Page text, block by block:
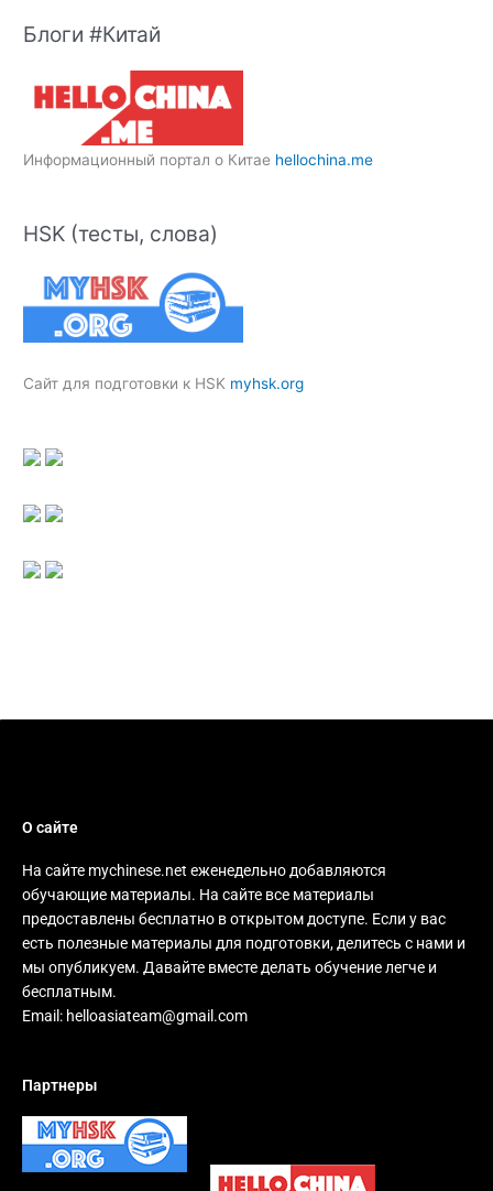
Блоги #Китай
Информационный портал о Китае hellochina.me
HSK (тесты, слова)
Сайт для подготовки к HSK myhsk.org
О сайте
На сайте mychinese.net еженедельно добавляются
обучающие материалы. На сайте все материалы
предоставлены бесплатно в открытом доступе. Если у вас
есть полезные материалы для подготовки, делитесь с нами и
мы опубликуем. Давайте вместе делать обучение легче и
бесплатным.
Email: helloasiateam@gmail.com
Партнеры